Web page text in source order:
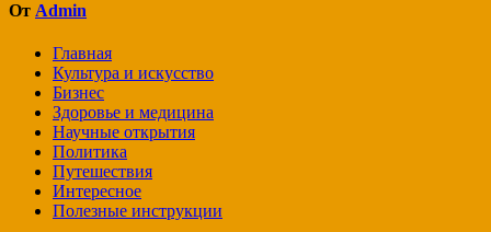
От Admin
Главная
Культура и искусство
Бизнес
Здоровье и медицина
Научные открытия
Политика
Путешествия
Интересное
Полезные инструкции